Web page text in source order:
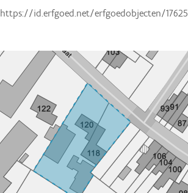
https://id.erfgoed.net/erfgoedobjecten/17625